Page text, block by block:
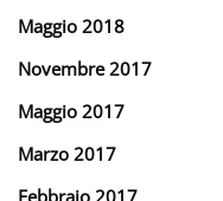
Maggio 2018
Novembre 2017
Maggio 2017
Marzo 2017
Febbraio 2017